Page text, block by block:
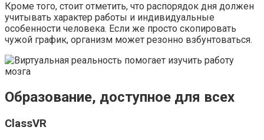
Кроме того, стоит отметить, что распорядок дня должен
учитывать характер работы и индивидуальные
особенности человека. Если же просто скопировать
чужой график, организм может резонно взбунтоваться.
Образование, доступное для всех
ClassVR